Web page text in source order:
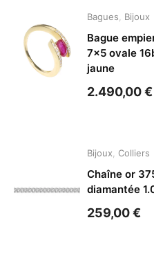
Bagues, Bijoux
Bague
7×5 ovale
jaune
2.490,00€
Bijoux, Colliers
Chaîne or
diamantée
259,00€